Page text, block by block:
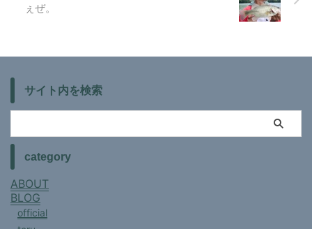
ぇぜ。
サイト内を検索
category
ABOUT
BLOG
official